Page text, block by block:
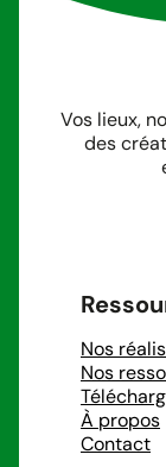
Vos lieux,
des
Nos
Nos
À propos
Contact